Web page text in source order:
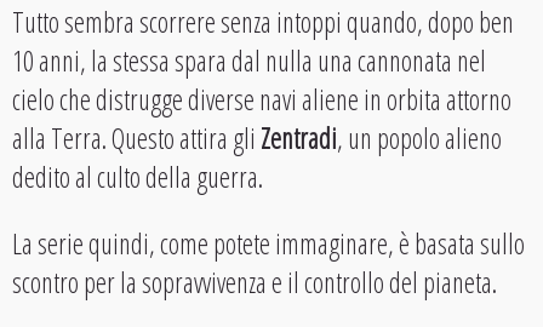
Tutto sembra scorrere senza intoppi quando, dopo ben
10 anni, la stessa spara dal nulla una cannonata nel
cielo che distrugge diverse navi aliene in orbita attorno
alla Terra. Questo attira gli Zentradi, un popolo alieno
dedito al culto della guerra.
La serie quindi, come potete immaginare, è basata sullo
scontro per la sopravvivenza e il controllo del pianeta.